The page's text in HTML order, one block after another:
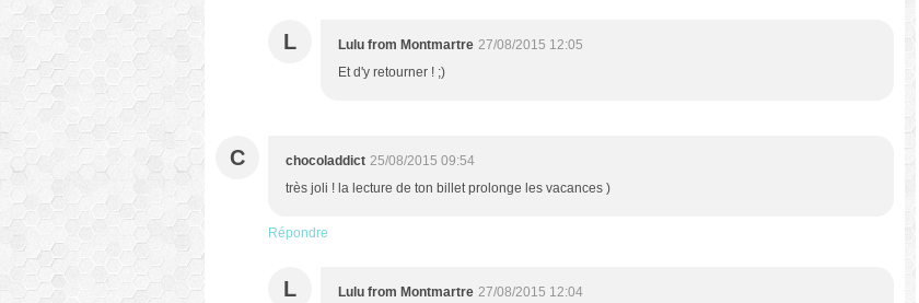
L Lulu from Montmartre 27/08/2015 12:05
Et d'y retourner ! ;)
C chocoladdict 25/08/2015 09:54
très joli ! la lecture de ton billet prolonge les vacances )
Répondre
L Lulu from Montmartre 27/08/2015 12:04